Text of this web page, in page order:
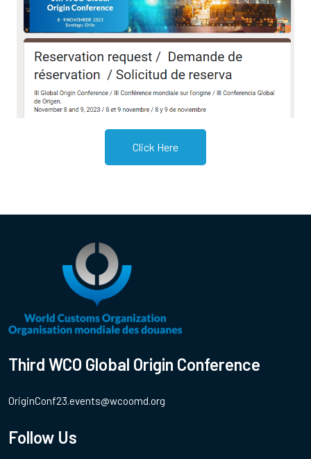
Click Here
Third WCO Global Origin Conference
OriginConf23.events@wcoomd.org
Follow Us